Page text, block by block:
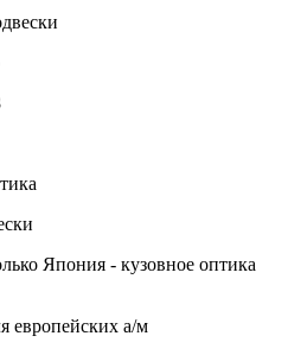
Япония - кузовное оптика
европейских а/м